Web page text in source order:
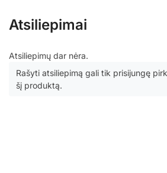
Atsiliepimai
Atsiliepimų dar nėra.
Rašyti atsiliepimą gali tik prisijungę
šį produktą.